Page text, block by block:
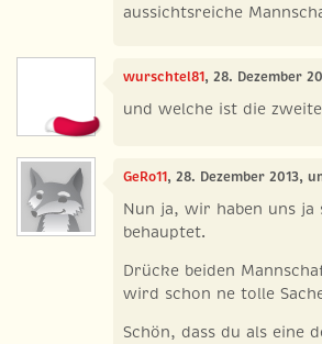
aussichtsreiche
wurschtel81, 28. Dezember
und welche ist die
GeRo11, 28. Dezember 2013,
Nun ja, wir haben uns ja
behauptet.
Drücke beiden
wird schon ne tolle
Schön, dass du als eine